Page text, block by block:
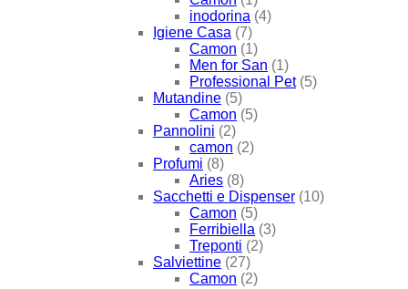
inodorina (4)
Igiene Casa (7)
Camon (1)
Men for San (1)
Professional Pet (5)
Mutandine (5)
Camon (5)
Pannolini (2)
camon (2)
Profumi (8)
Aries (8)
Sacchetti e Dispenser (10)
Camon (5)
Ferribiella (3)
Treponti (2)
Salviettine (27)
Camon (2)